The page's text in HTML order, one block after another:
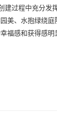
建过程中充分发
美、水抱绿绕庭
福感和获得感